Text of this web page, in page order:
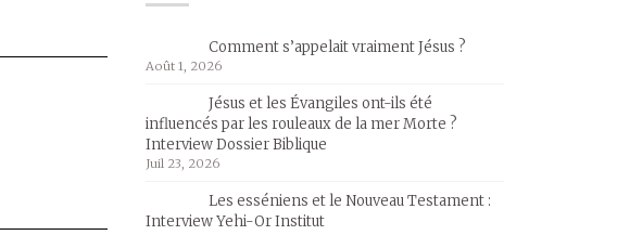
Comment s’appelait vraiment Jésus ?
Août 1, 2026
Jésus et les Évangiles ont-ils été
influencés par les rouleaux de la mer Morte ?
Interview Dossier Biblique
Juil 23, 2026
Les esséniens et le Nouveau Testament :
Interview Yehi-Or Institut